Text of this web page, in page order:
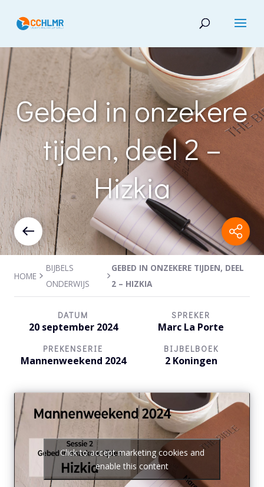
Gebed in onzekere
tijden, deel 2 –
Hizkia
HOME
BIJBELS
ONDERWIJS
GEBED IN ONZEKERE TIJDEN, DEEL
2 – HIZKIA
DATUM
20 september 2024
SPREKER
Marc La Porte
PREKENSERIE
Mannenweekend 2024
BIJBELBOEK
2 Koningen
Click to accept marketing cookies and
enable this content